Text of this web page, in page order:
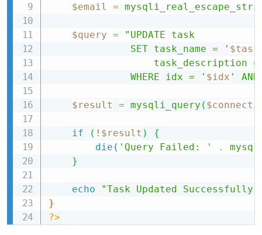
$email
=
$query =
"UPDATE task
              SET task_name = '
task_description =
              WHERE idx = '
$idx '
$result = mysqli_query (
if ( ! $result )
{
die ( 'Query Failed: ' .
}
echo "Task Updated Successfully"
}
?>